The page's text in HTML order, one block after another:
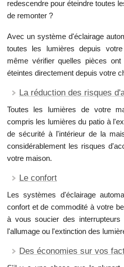
redescendre pour éteindre toutes
de remonter ?
Avec un système d'éclairage
toutes les lumières depuis
même vérifier quelles pièces
éteintes directement depuis votre
La réduction des risques
Toutes les lumières de votre
compris les lumières du patio à
de sécurité à l'intérieur de la
considérablement les risques
votre maison.
Le confort
Les systèmes d'éclairage
confort et de commodité à votre
à vous soucier des
l'allumage ou l'extinction des
Des économies sur vos